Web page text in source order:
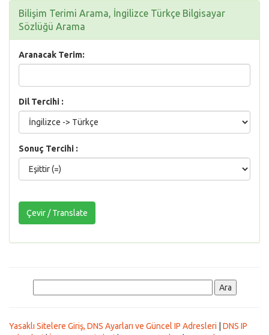
Bilişim Terimi Arama, İngilizce Türkçe Bilgisayar
Sözlüğü Arama
Aranacak Terim:
Dil Tercihi :
Sonuç Tercihi :
Yasaklı Sitelere Giriş, DNS Ayarları ve Güncel IP Adresleri
DNS IP